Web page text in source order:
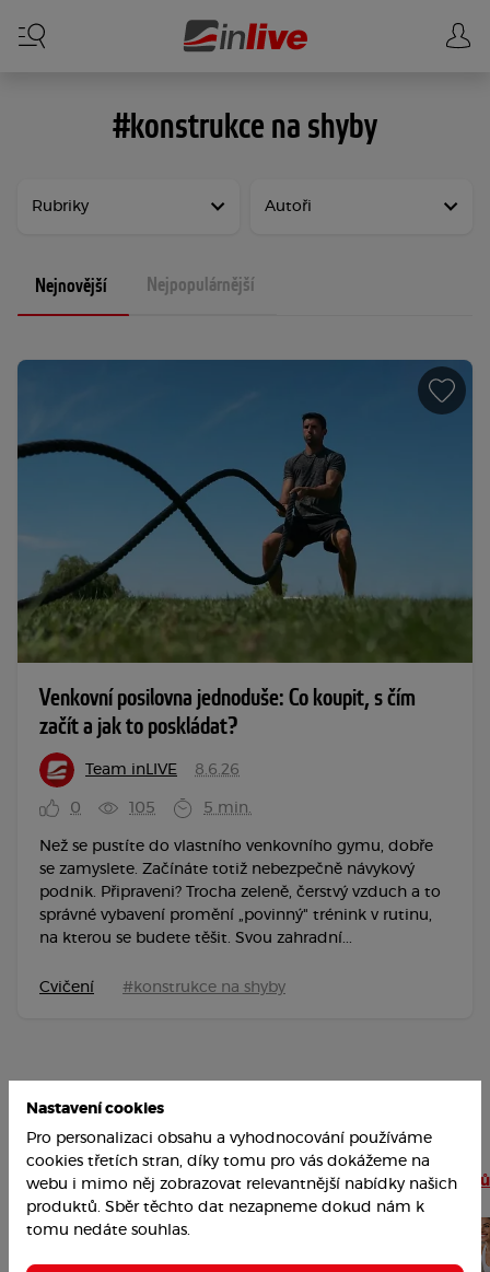
#konstrukce na shyby
Nejnovější Nejpopulárnější
Venkovní posilovna jednoduše: Co koupit, s čím
začít a jak to poskládat?
Team inLIVE 8.6.26
0 105 5 min.
Než se pustíte do vlastního venkovního gymu, dobře
se zamyslete. Začínáte totiž nebezpečně návykový
podnik. Připraveni? Trocha zeleně, čerstvý vzduch a to
správné vybavení promění „povinný" trénink v rutinu,
na kterou se budete těšit. Svou zahradní...
Cvičení #konstrukce na shyby
Rubriky Autoři
Nejoblíbenější články Číst více článků
Nastavení cookies
Pro personalizaci obsahu a vyhodnocování používáme
cookies třetích stran, díky tomu pro vás dokážeme na
webu i mimo něj zobrazovat relevantnější nabídky našich
produktů. Sběr těchto dat nezapneme dokud nám k
tomu nedáte souhlas.